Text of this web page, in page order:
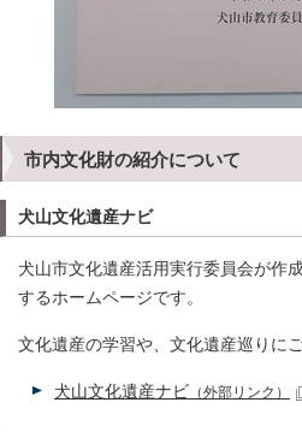
市内文化財の紹介について
犬山文化遺産ナビ
犬山市文化遺産活用実行委員会が作
するホームページです。
文化遺産の学習や、文化遺産巡りに
犬山文化遺産ナビ （外部リンク）